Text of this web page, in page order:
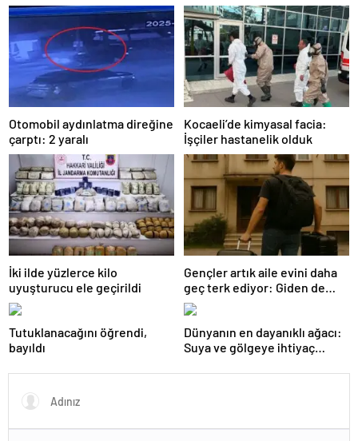
Otomobil aydınlatma direğine
çarptı: 2 yaralı
Kocaeli’de kimyasal facia:
İşçiler hastanelik olduk
İki ilde yüzlerce kilo
uyuşturucu ele geçirildi
Gençler artık aile evini daha
geç terk ediyor: Giden de
geri dönüyor
Tutuklanacağını öğrendi,
bayıldı
Dünyanın en dayanıklı ağacı:
Suya ve gölgeye ihtiyaç
veriyor!